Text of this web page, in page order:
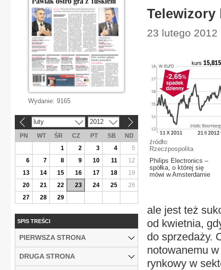
23 lutego 2012
źródło:
Rzeczpospolita
Philips Electronics –
spółka, o której się
mówi w Amsterdamie
ale jest też
od kwietnia,
do sprzedaży.
notowanemu
rynkowy w
Wydanie: 9165
luty 2012
PN WT ŚR CZ PT SB
ND
1
2 3 4
5
6
7 8 9 10 11
12
13
14 15 16 17 18
19
20
21 22 23 24 25
26
27
28 29
SPIS TREŚCI
PIERWSZA STRONA
DRUGA STRONA